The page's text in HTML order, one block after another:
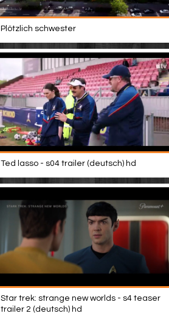
Plötzlich schwester
Ted lasso - s04 trailer (deutsch) hd
Star trek: strange new worlds - s4 teaser
trailer 2 (deutsch) hd